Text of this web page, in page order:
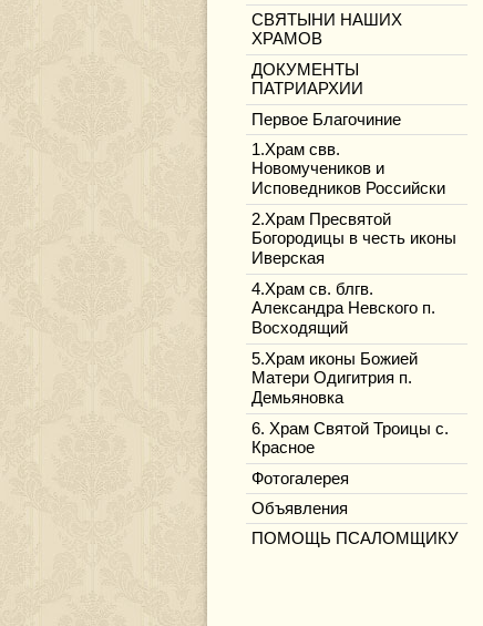
СВЯТЫНИ НАШИХ
ХРАМОВ
ДОКУМЕНТЫ
ПАТРИАРХИИ
Первое Благочиние
1.Храм свв.
Новомучеников и
Исповедников Российски
2.Храм Пресвятой
Богородицы в честь иконы
Иверская
4.Храм св. блгв.
Александра Невского п.
Восходящий
5.Храм иконы Божией
Матери Одигитрия п.
Демьяновка
6. Храм Святой Троицы с.
Красное
Фотогалерея
Объявления
ПОМОЩЬ ПСАЛОМЩИКУ